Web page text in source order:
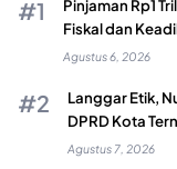
Pinjaman Rp1
Fiskal dan
Agustus 6, 2026
Langgar Etik,
DPRD Kota
Agustus 7, 2026